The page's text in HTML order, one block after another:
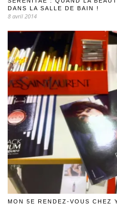
DANS LA SALLE DE BAIN !
8 avril 2014
MON 5E RENDEZ-VOUS CHEZ